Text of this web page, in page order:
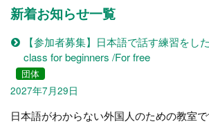
新着お知らせ一覧
【参加者募集】日本語で話す練習を
class for beginners /For free
団体
2027年7月29日
日本語がわからない外国人のための教室